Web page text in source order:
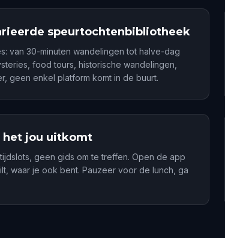
speurtochtenbibliotheek
van 30-minuten wandelingen tot halve-dag
food tours, historische wandelingen,
geen enkel platform komt in de buurt.
het jou uitkomt
geen gids om te treffen. Open de app
waar je ook bent. Pauzeer voor de lunch, ga